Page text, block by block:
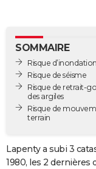
GUIDES D'ACHAT
BONS PLANS
CARTE DE VOEUX
Carte de Noël
Carte Bonne année
Carte Saint-Valentin
Carte Pâques
Carte d'anniversaire
DICTIONNAIRE
COPAINS D'AVANT
SOMMAIRE
Risque d’inondation
Risque de séisme
Risque de retrait-
des argiles
Risque de
terrain
Lapenty a subi 3
1980, les 2 dernières